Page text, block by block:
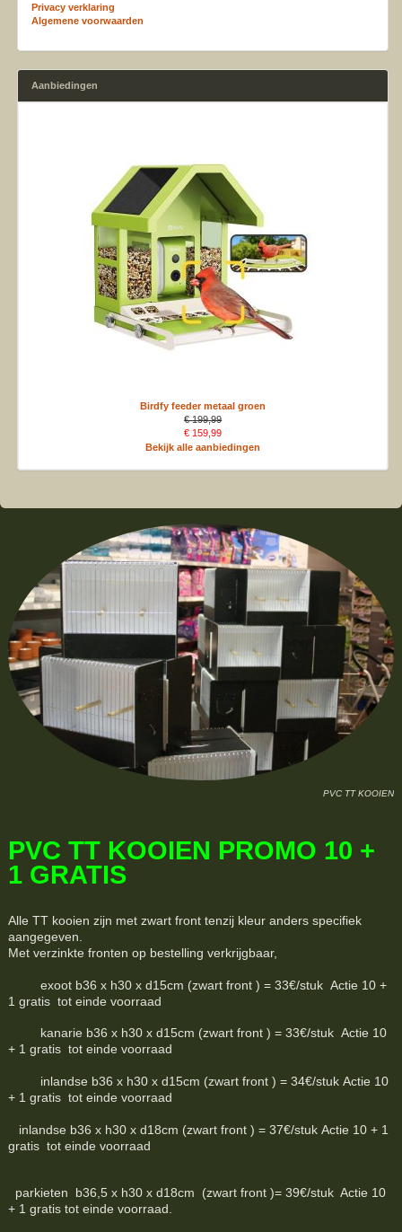
Privacy verklaring
Algemene voorwaarden
Aanbiedingen
Birdfy feeder metaal groen
€ 199,99
€ 159,99
Bekijk alle aanbiedingen
PVC TT KOOIEN
PVC TT KOOIEN PROMO 10 +
1 GRATIS
Alle TT kooien zijn met zwart front tenzij kleur anders specifiek
aangegeven.
Met verzinkte fronten op bestelling verkrijgbaar,
exoot b36 x h30 x d15cm (zwart front ) = 33€/stuk Actie 10 +
1 gratis tot einde voorraad
kanarie b36 x h30 x d15cm (zwart front ) = 33€/stuk Actie 10
+ 1 gratis tot einde voorraad
inlandse b36 x h30 x d15cm (zwart front ) = 34€/stuk Actie 10
+ 1 gratis tot einde voorraad
inlandse b36 x h30 x d18cm (zwart front ) = 37€/stuk Actie 10 + 1
gratis tot einde voorraad
parkieten b36,5 x h30 x d18cm (zwart front )= 39€/stuk Actie 10
+ 1 gratis tot einde voorraad.